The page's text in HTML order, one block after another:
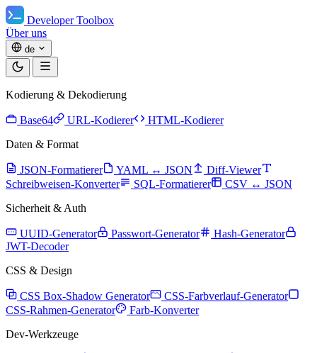
Developer Toolbox
Über uns
de
Kodierung & Dekodierung
Base64 URL-Kodierer
HTML-Kodierer
Daten & Format
JSON-Formatierer YAML ↔ JSON
Diff-Viewer
Schreibweisen-Konverter
SQL-Formatierer
CSV ↔ JSON
Sicherheit & Auth
UUID-Generator Passwort-Generator
Hash-Generator
JWT-Decoder
CSS & Design
CSS Box-Shadow Generator
CSS-Farbverlauf-Generator
CSS-Rahmen-Generator
Farb-Konverter
Dev-Werkzeuge